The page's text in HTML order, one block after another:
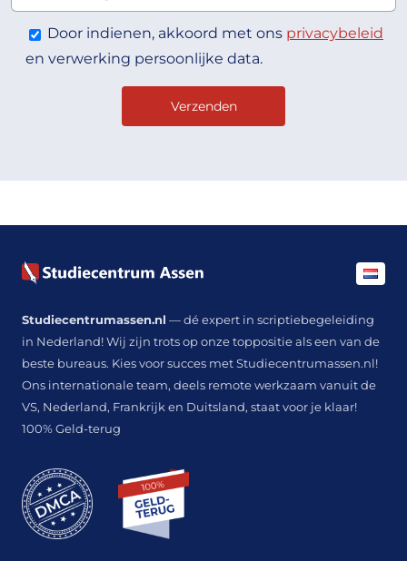
Door indienen, akkoord met ons privacybeleid
en verwerking persoonlijke data.
Studiecentrumassen.nl — dé expert in scriptiebegeleiding
in Nederland! Wij zijn trots op onze toppositie als een van de
beste bureaus. Kies voor succes met Studiecentrumassen.nl!
Ons internationale team, deels remote werkzaam vanuit de
VS, Nederland, Frankrijk en Duitsland, staat voor je klaar!
100% Geld-terug